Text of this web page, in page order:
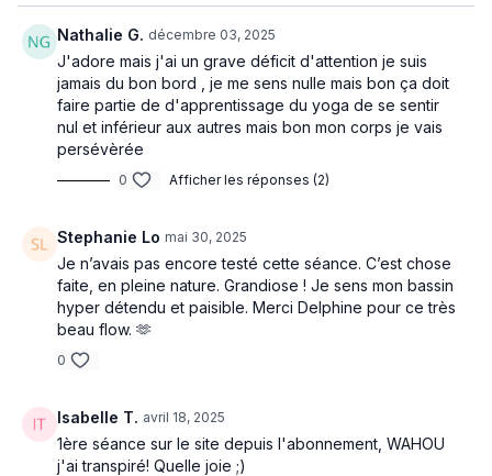
Unepratique en mandala
Un prana flow
Matériel: deux briques (optionnelles)
Intensité: 4-5/5
Nathalie G. décembre 03, 2025
J'adore mais j'ai un grave déficit d'attention je suis
jamais du bon bord , je me sens nulle mais bon ça doit
faire partie de d'apprentissage du yoga de se sentir
nul et inférieur aux autres mais bon mon corps je vais
persévèrée
0 Afficher les réponses (2)
Stephanie Lo mai 30, 2025
Je n’avais pas encore testé cette séance. C’est chose
faite, en pleine nature. Grandiose ! Je sens mon bassin
hyper détendu et paisible. Merci Delphine pour ce très
beau flow. 🫶
0
Isabelle T. avril 18, 2025
1ère séance sur le site depuis l'abonnement, WAHOU
j'ai transpiré! Quelle joie ;)